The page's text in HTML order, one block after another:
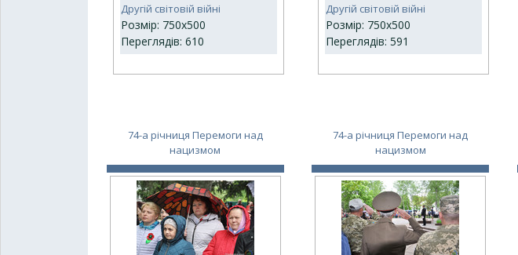
Другій світовій війні
Розмір: 750x500
Переглядів: 610
Другій світовій війні
Розмір: 750x500
Переглядів: 591
74-а річниця Перемоги над
нацизмом
74-а річниця Перемоги над
нацизмом